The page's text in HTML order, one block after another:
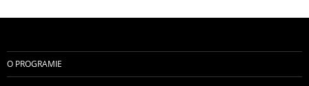
O PROGRAMIE